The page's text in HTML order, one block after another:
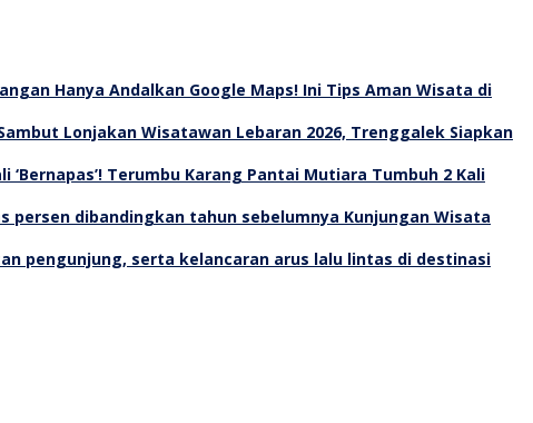
Hanya Andalkan Google Maps! Ini Tips Aman Wisata di
Lonjakan Wisatawan Lebaran 2026, Trenggalek Siapkan
‘Bernapas’! Terumbu Karang Pantai Mutiara Tumbuh 2 Kali
Kunjungan Wisata